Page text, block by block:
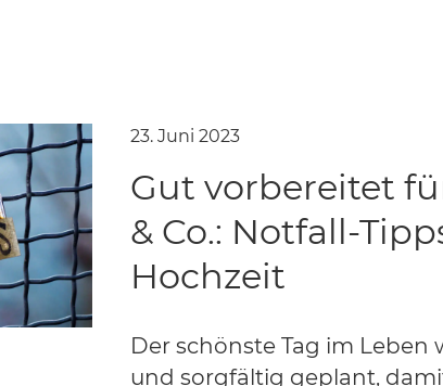
23. Juni 2023
Gut vorbereitet
& Co.: Notfall-
Hochzeit
Der schönste Tag im Leben
und sorgfältig geplant,